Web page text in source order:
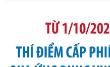
Tên: Thông tư số 105/2026/
bỏ Thông tư số 87/2019/
2019 của Bộ trưởng Bộ Tài
phạt vi phạm hành chính
Ngày ban hành: 21/07/2026